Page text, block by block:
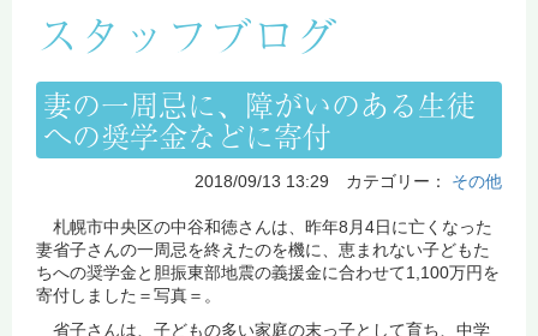
スタッフブログ
妻の一周忌に、障がいのある生徒
への奨学金などに寄付
2018/09/13 13:29 カテゴリー： その他
札幌市中央区の中谷和徳さんは、昨年8月4日に亡くなった
妻省子さんの一周忌を終えたのを機に、恵まれない子どもた
ちへの奨学金と胆振東部地震の義援金に合わせて1,100万円を
寄付しました＝写真＝。
省子さんは、子どもの多い家庭の末っ子として育ち、中学